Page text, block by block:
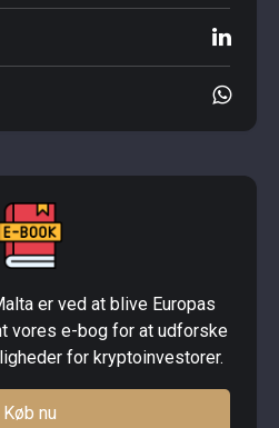
er ved at blive Europas
vores e-bog for at udforske
for kryptoinvestorer.
Køb nu